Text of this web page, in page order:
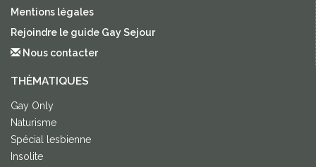
Mentions légales
Rejoindre le guide Gay Sejour
Nous contacter
THÈMATIQUES
Gay Only
Naturisme
Spécial lesbienne
Insolite